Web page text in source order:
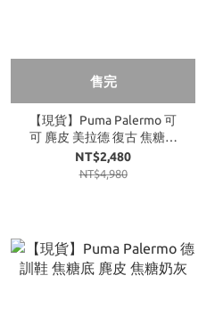
售完
【現貨】Puma Palermo 可
可 麂皮 美拉德 復古 焦糖底
金標 焦糖餅乾
NT$2,480
NT$4,980